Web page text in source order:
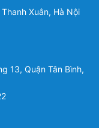
Xuân, Hà Nội
13, Quận Tân Bình,